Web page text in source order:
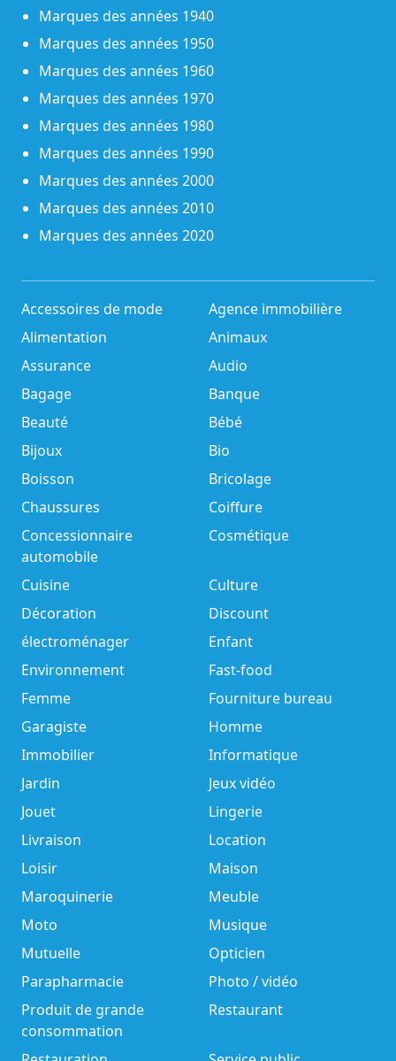
Marques des années 1940
Marques des années 1950
Marques des années 1960
Marques des années 1970
Marques des années 1980
Marques des années 1990
Marques des années 2000
Marques des années 2010
Marques des années 2020
Accessoires de mode
Agence immobilière
Alimentation
Animaux
Assurance
Audio
Bagage
Banque
Beauté
Bébé
Bijoux
Bio
Boisson
Bricolage
Chaussures
Coiffure
Concessionnaire
automobile
Cosmétique
Cuisine
Culture
Décoration
Discount
électroménager
Enfant
Environnement
Fast-food
Femme
Fourniture bureau
Garagiste
Homme
Immobilier
Informatique
Jardin
Jeux vidéo
Jouet
Lingerie
Livraison
Location
Loisir
Maison
Maroquinerie
Meuble
Moto
Musique
Mutuelle
Opticien
Parapharmacie
Photo / vidéo
Produit de grande
consommation
Restaurant